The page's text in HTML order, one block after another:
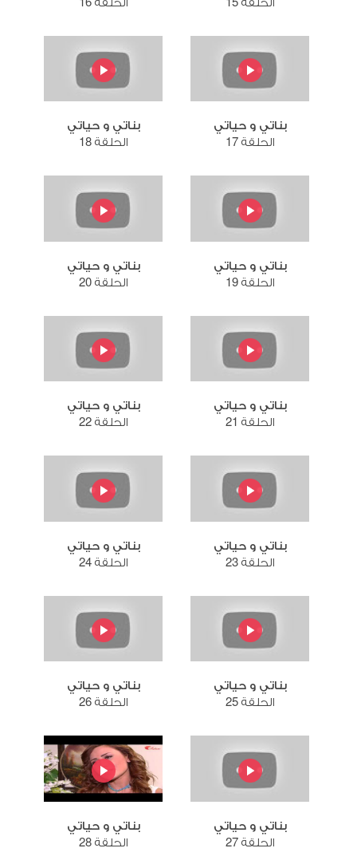
بناتي و حياتي
الحلقة 17
بناتي و حياتي
الحلقة 18
بناتي و حياتي
الحلقة 19
بناتي و حياتي
الحلقة 20
بناتي و حياتي
الحلقة 21
بناتي و حياتي
الحلقة 22
بناتي و حياتي
الحلقة 23
بناتي و حياتي
الحلقة 24
بناتي و حياتي
الحلقة 25
بناتي و حياتي
الحلقة 26
بناتي و حياتي
الحلقة 27
بناتي و حياتي
الحلقة 28